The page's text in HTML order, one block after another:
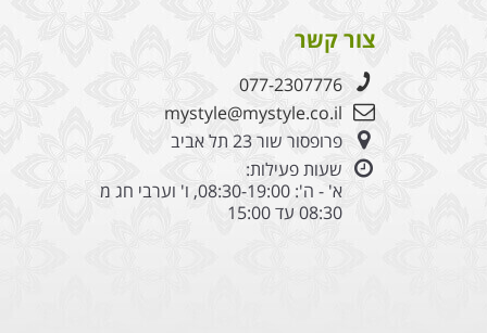
קינדר
צור קשר
077-2307776
mystyle@mystyle.co.il
פרופסור שור 23 תל אביב
שעות פעילות:
א' - ה': 08:30-19:00, ו' וערבי חג מ
08:30 עד 15:00